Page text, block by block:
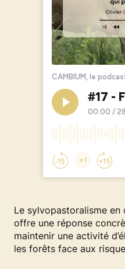
Le sylvopastoralisme
offre une réponse
maintenir une activité
les forêts face aux